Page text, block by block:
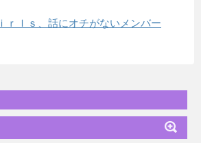
ｒｌｓ、話にオチがないメンバー